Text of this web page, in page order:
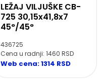
LEŽAJ VILJUŠKE CB-
725 30,15x41,8x7
45°/45°
436725
Cena u radnji: 1460 RSD
Web cena: 1314 RSD